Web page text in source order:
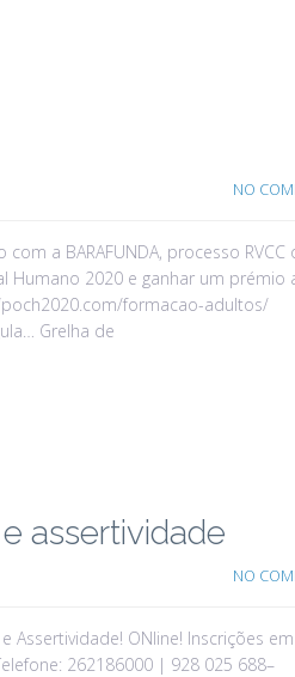
NO
com a BARAFUNDA, processo RVCC
Humano 2020 e ganhar um prémio
poch2020.com/formacao-adultos/
Grelha de
assertividade
NO
Assertividade! ONline! Inscrições
262186000 | 928 025 688–